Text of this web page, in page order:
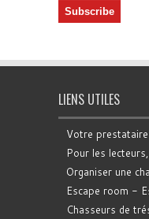
LIENS UTILES
Votre
Pour les
Organiser une
Escape room -
Chasseurs de